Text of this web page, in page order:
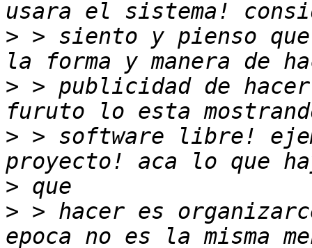
> > siento y pienso que
> > publicidad de
> > software libre!
>
> > hacer es